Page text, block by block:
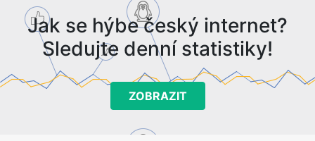
Jak se hýbe český internet?
Sledujte denní statistiky!
ZOBRAZIT